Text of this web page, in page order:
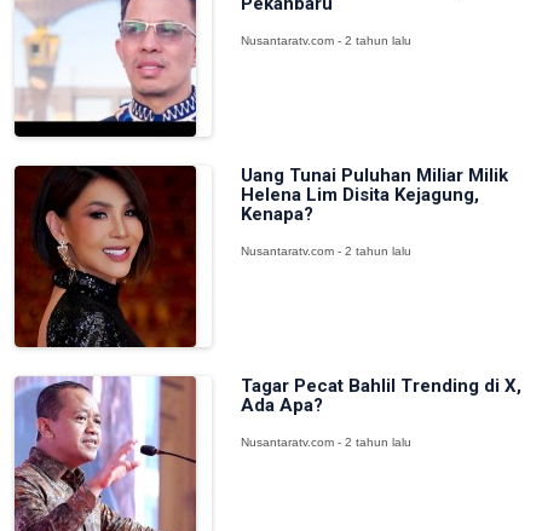
Nusantaratv.com - 2 tahun lalu
Uang Tunai Puluhan Miliar Milik
Helena Lim Disita Kejagung,
Kenapa?
Nusantaratv.com - 2 tahun lalu
Tagar Pecat Bahlil Trending di X,
Ada Apa?
Nusantaratv.com - 2 tahun lalu